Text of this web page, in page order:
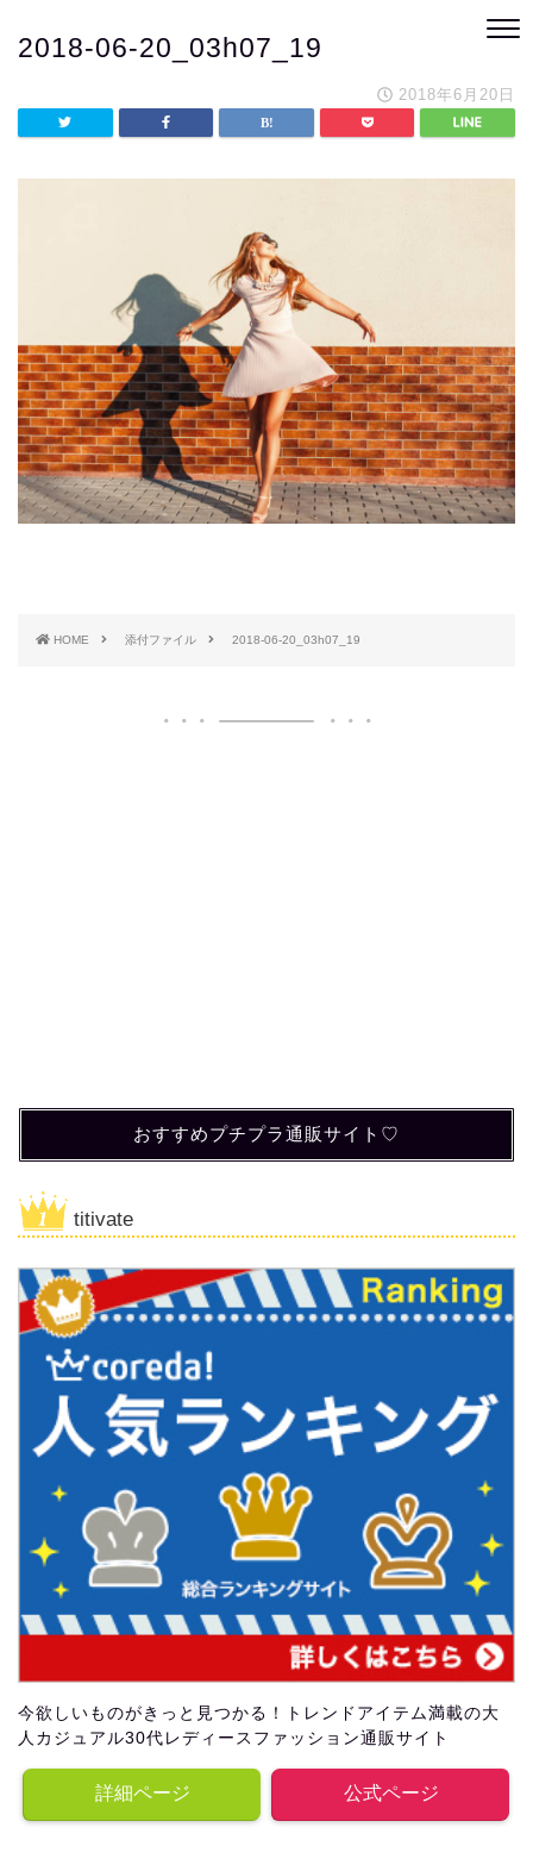
2018-06-20_03h07_19
2018年6月20日
HOME 添付ファイル 2018-06-20_03h07_19
おすすめプチプラ通販サイト♡
titivate
今欲しいものがきっと見つかる！トレンドアイテム満載の大
人カジュアル30代レディースファッション通販サイト
詳細ページ 公式ページ